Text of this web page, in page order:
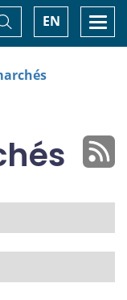
EN
Basculer
la
recherche